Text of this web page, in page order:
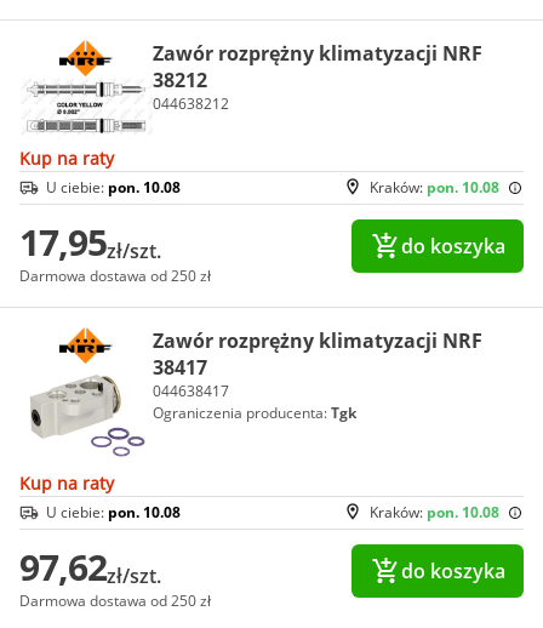
Zawór rozprężny klimatyzacji NRF
38212
044638212
Kup na raty
Kraków: pon. 10.08
U ciebie: pon. 10.08
17,95zł/szt.
Darmowa dostawa od 250 zł
do koszyka
Zawór rozprężny klimatyzacji NRF
38417
044638417
Ograniczenia producenta:Tgk
Kup na raty
Kraków: pon. 10.08
U ciebie: pon. 10.08
97,62zł/szt.
Darmowa dostawa od 250 zł
do koszyka